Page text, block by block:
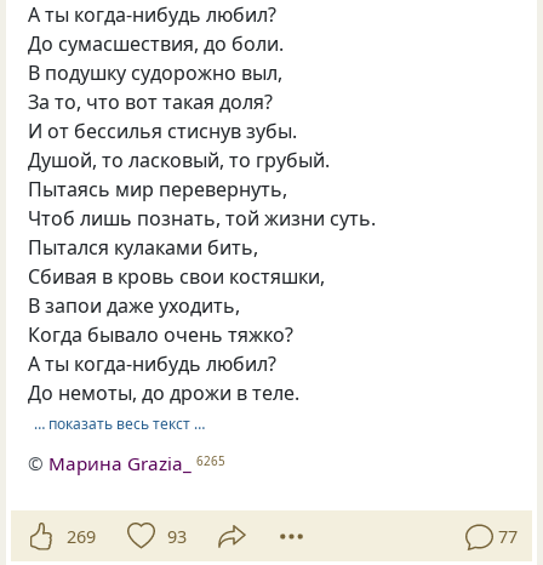
А ты когда-нибудь любил?
До сумасшествия, до боли.
В подушку судорожно выл,
За то, что вот такая доля?
И от бессилья стиснув зубы.
Душой, то ласковый, то грубый.
Пытаясь мир перевернуть,
Чтоб лишь познать, той жизни суть.
Пытался кулаками бить,
Сбивая в кровь свои костяшки,
В запои даже уходить,
Когда бывало очень тяжко?
А ты когда-нибудь любил?
До немоты, до дрожи в теле.
… показать весь текст …
© Марина Grazia_ 6265
269 93 77